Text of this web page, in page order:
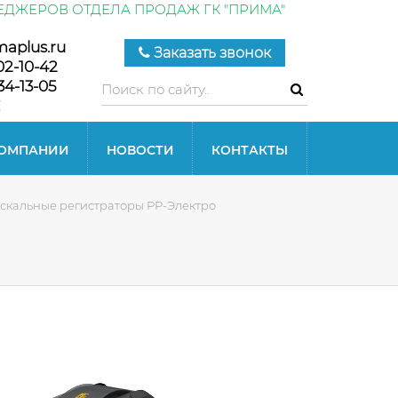
ОТДЕЛА ПРОДАЖ ГК "ПРИМА"
10-42
13-05
Заказать звонок
НОВОСТИ КОНТАКТЫ
регистраторы РР-Электро